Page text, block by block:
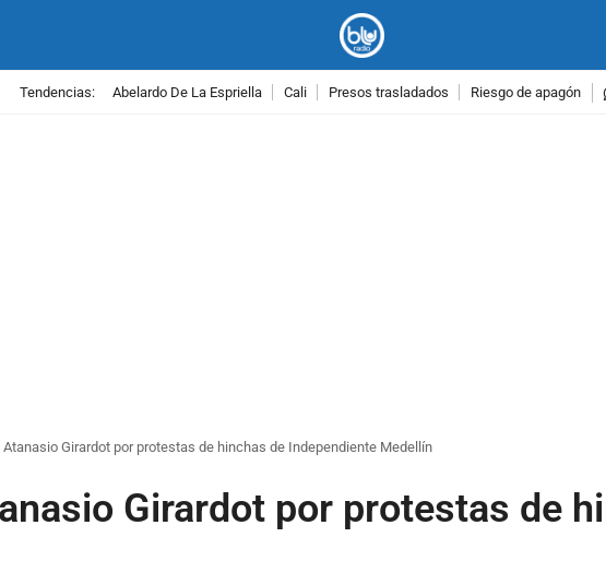
Tendencias: Abelardo De La Espriella Cali Presos trasladados Riesgo de apagón
Girardot por protestas de hinchas de Independiente Medellín
Girardot por protestas de